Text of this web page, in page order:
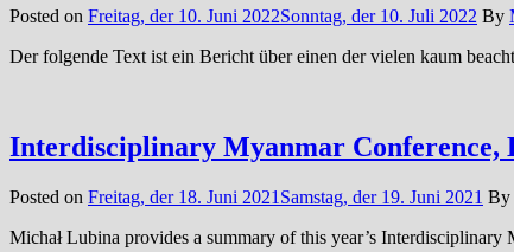
Posted on Freitag, der 10. Juni 2022Sonntag, der 10. Juli 2022 By
Der folgende Text ist ein Bericht über einen der vielen kaum
Interdisciplinary Myanmar Conference,
Posted on Freitag, der 18. Juni 2021 Samstag, der 19. Juni 2021 By
Michał Lubina provides a summary of this year’s